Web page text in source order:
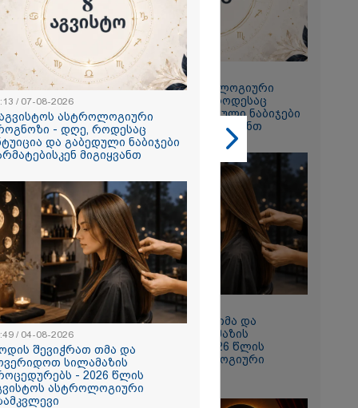
მერია
ავრცელებს
გოგონა,
სექსუალურად
- თუ
ასეთი
ლარს
-
დედა
ავრცელებს
23:13 / 07-08-2026
8 აგვისტოს ასტროლოგიური
პროგნოზი - დღე, როდესაც
ინტუიცია და გაბედული ნაბიჯები
წარმატებისკენ მიგიყვანთ
10:49 / 04-08-2026
როდის შევიჭრათ თმა და
მოვერიდოთ სილამაზის
პროცედურებს - 2026 წლის
აგვისტოს ასტროლოგიური
გზამკვლევი
/ 07-08-2026
ასტროლოგიური
- დღე, როდესაც
და გაბედული ნაბიჯები
მიგიყვანთ
/ 04-08-2026
შევიჭრათ თმა და
სილამაზის
- 2026 წლის
ასტროლოგიური